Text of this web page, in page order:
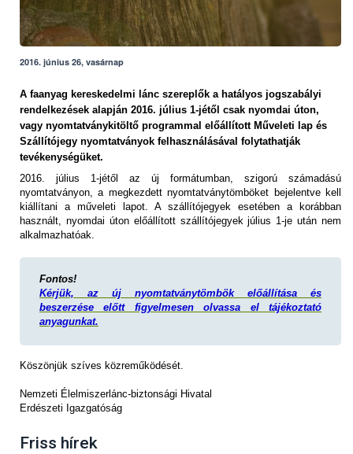
2016. június 26, vasárnap
A faanyag kereskedelmi lánc szereplők a hatályos jogszabályi
rendelkezések alapján 2016. július 1-jétől csak nyomdai úton,
vagy nyomtatványkitöltő programmal előállított Műveleti lap és
Szállítójegy nyomtatványok felhasználásával folytathatják
tevékenységüket.
2016. július 1-jétől az új formátumban, szigorú számadású
nyomtatványon, a megkezdett nyomtatványtömböket bejelentve kell
kiállítani a műveleti lapot. A szállítójegyek esetében a korábban
használt, nyomdai úton előállított szállítójegyek július 1-je után nem
alkalmazhatóak.
Fontos!
Kérjük, az új nyomtatványtömbök előállítása és
beszerzése előtt figyelmesen olvassa el tájékoztató
anyagunkat.
Köszönjük szíves közreműködését.
Nemzeti Élelmiszerlánc-biztonsági Hivatal
Erdészeti Igazgatóság
Friss hírek